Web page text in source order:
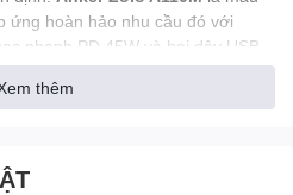
ứng hoàn hảo nhu cầu đó với
nhanh PD 45W và hai dây USB-
mang theo cáp rời.
người thường xuyên di chuyển,
thêm